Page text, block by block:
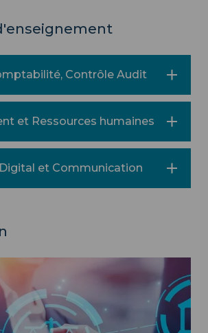
Contrôle Audit
et Ressources humaines
et Communication
académica Derecho, Administración